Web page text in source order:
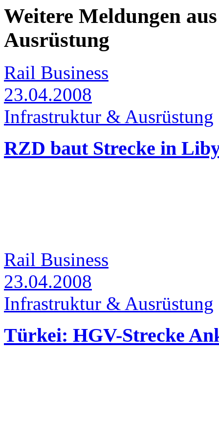
Weitere Meldungen
Ausrüstung
Rail Business
23.04.2008
Infrastruktur & Ausrüstung
RZD baut Strecke in
Rail Business
23.04.2008
Infrastruktur & Ausrüstung
Türkei: HGV-Strecke